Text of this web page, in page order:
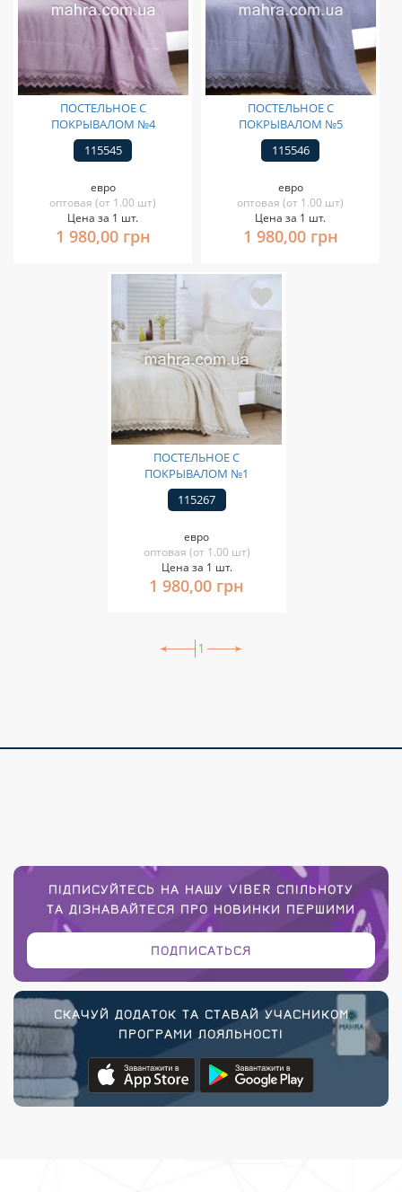
ПОСТЕЛЬНОЕ С
ПОКРЫВАЛОМ №4
115545
евро
оптовая (от 1.00 шт)
Цена за 1 шт.
1 980,00 грн
ПОСТЕЛЬНОЕ С
ПОКРЫВАЛОМ №5
115546
евро
оптовая (от 1.00 шт)
Цена за 1 шт.
1 980,00 грн
ПОСТЕЛЬНОЕ С
ПОКРЫВАЛОМ №1
115267
евро
оптовая (от 1.00 шт)
Цена за 1 шт.
1 980,00 грн
1
ПІДПИСУЙТЕСЬ НА НАШУ VIBER СПІЛЬНОТУ
ТА ДІЗНАВАЙТЕСЯ ПРО НОВИНКИ ПЕРШИМИ
ПОДПИСАТЬСЯ
СКАЧУЙ ДОДАТОК ТА СТАВАЙ УЧАСНИКОМ
ПРОГРАМИ ЛОЯЛЬНОСТІ